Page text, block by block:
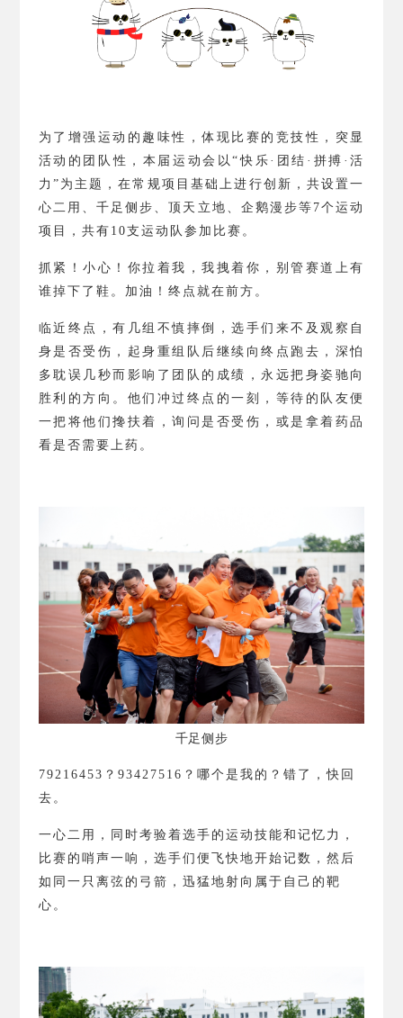
为了增强运动的趣味性，体现比赛的竞技性，突显
活动的团队性，本届运动会以“快乐·团结·拼搏·活
力”为主题，在常规项目基础上进行创新，共设置一
心二用、千足侧步、顶天立地、企鹅漫步等 7个运动
项目，共有 10支运动队参加比赛。
抓紧！小心！你拉着我，我拽着你，别管赛道上有
谁掉下了鞋。加油！终点就在前方。
临近终点，有几组不慎摔倒，选手们来不及观察自
身是否受伤，起身重组队后继续向终点跑去，深怕
多耽误几秒而影响了团队的成绩，永远把身姿驰向
胜利的方向。他们冲过终点的一刻，等待的队友便
一把将他们搀扶着，询问是否受伤，或是拿着药品
看是否需要上药。
千足侧步
79216453 ？ 93427516 ？ 哪个是我的？错了，快回
去。
一心二用，同时考验着选手的运动技能和记忆力，
比赛的哨声一响，选手们便飞快地开始记数，然后
如同一只离弦的弓箭，迅猛地射向属于自己的靶
心。